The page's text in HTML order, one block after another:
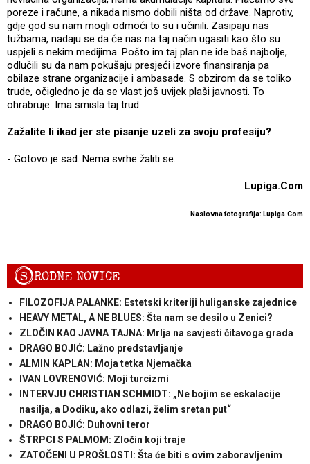
poreze i račune, a nikada nismo dobili ništa od države. Naprotiv,
gdje god su nam mogli odmoći to su i učinili. Zasipaju nas
tužbama, nadaju se da će nas na taj način ugasiti kao što su
uspjeli s nekim medijima. Pošto im taj plan ne ide baš najbolje,
odlučili su da nam pokušaju presjeći izvore finansiranja pa
obilaze strane organizacije i ambasade. S obzirom da se toliko
trude, očigledno je da se vlast još uvijek plaši javnosti. To
ohrabruje. Ima smisla taj trud.
Zažalite li ikad jer ste pisanje uzeli za svoju profesiju?
- Gotovo je sad. Nema svrhe žaliti se.
Lupiga.Com
Naslovna fotografija: Lupiga.Com
SRODNE NOVICE
FILOZOFIJA PALANKE: Estetski kriteriji huliganske zajednice
HEAVY METAL, A NE BLUES: Šta nam se desilo u Zenici?
ZLOČIN KAO JAVNA TAJNA: Mrlja na savjesti čitavoga grada
DRAGO BOJIĆ: ​Lažno predstavljanje
ALMIN KAPLAN: Moja tetka Njemačka
IVAN LOVRENOVIĆ: Moji turcizmi
INTERVJU CHRISTIAN SCHMIDT: „Ne bojim se eskalacije
nasilja, a Dodiku, ako odlazi, želim sretan put“
DRAGO BOJIĆ: Duhovni teror
ŠTRPCI S PALMOM: Zločin koji traje
ZATOČENI U PROŠLOSTI: Šta će biti s ovim zaboravljenim